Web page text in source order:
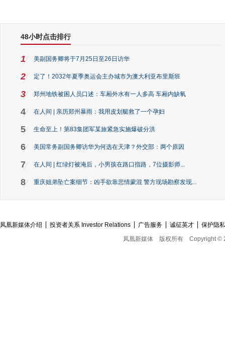
48小时点击排行
1 美副国务卿将于7月25日至26日访华
2 定了！2032年夏季奥运会主办城市为澳大利亚布里斯班
3 郑州地铁被困人员口述：车厢外水有一人多高 车厢内缺氧
4 在人间 | 亲历郑州暴雨：我用皮划艇救了一个孕妇
5 生命至上！第83集团军某旅紧急实施爆破分洪
6 美国常务副国务卿访华为何选在天津？外交部：两个原因
7 在人间 | 红绿灯被淹后，小男孩在路口指路，7位摄影师...
8 重庆姐弟坠亡案细节：凶手欲靠悲情蒙混 警方现场勘察发现...
凤凰新媒体介绍 投资者关系 Investor Relations 广告服务 诚征英才
保护隐
凤凰新媒体
版权所有 Copyright ©